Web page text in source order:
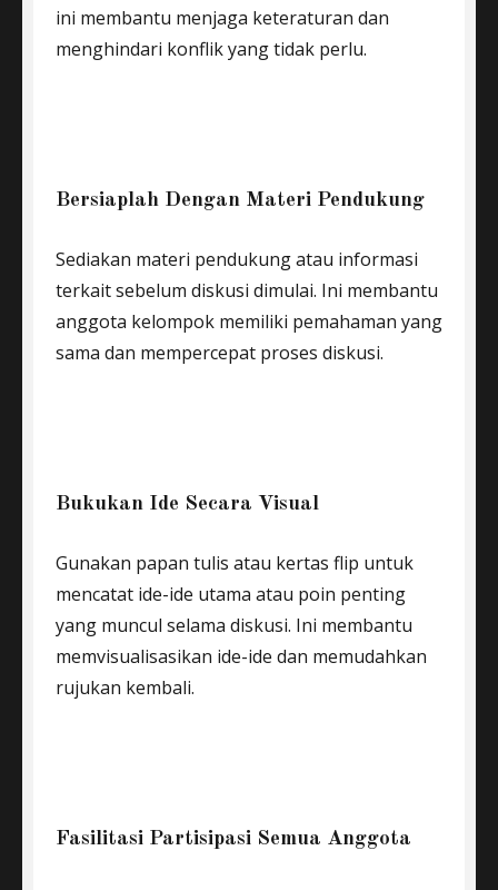
ini membantu menjaga keteraturan dan
menghindari konflik yang tidak perlu.
Bersiaplah Dengan Materi Pendukung
Sediakan materi pendukung atau informasi
terkait sebelum diskusi dimulai. Ini membantu
anggota kelompok memiliki pemahaman yang
sama dan mempercepat proses diskusi.
Bukukan Ide Secara Visual
Gunakan papan tulis atau kertas flip untuk
mencatat ide-ide utama atau poin penting
yang muncul selama diskusi. Ini membantu
memvisualisasikan ide-ide dan memudahkan
rujukan kembali.
Fasilitasi Partisipasi Semua Anggota